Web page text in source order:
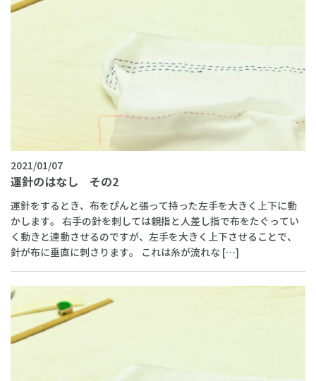
2021/01/07
運針のはなし その2
運針をするとき、布をぴんと張って持った左手を大きく上下に動
かします。 右手の針を刺しては親指と人差し指で布をたぐってい
く動きと連動させるのですが、左手を大きく上下させることで、
針が布に垂直に刺さります。 これは糸が流れな […]